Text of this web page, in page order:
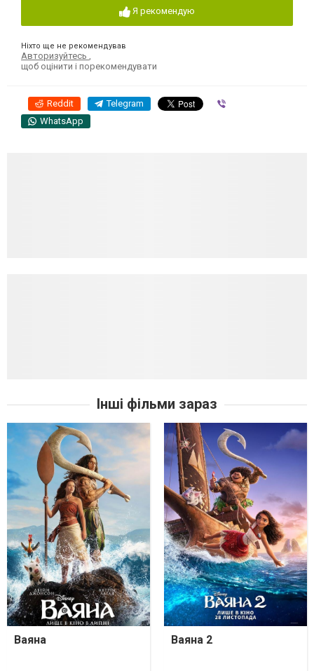
Я рекомендую
Ніхто ще не рекомендував
Авторизуйтесь
щоб оцінити і порекомендувати
Reddit Telegram
WhatsApp
Інші фільми зараз
Ваяна Ваяна 2